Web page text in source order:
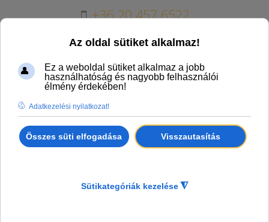
+36 20 457 6522
erdogepker@erdogepker.hu
targeting
switch is
equivalent to